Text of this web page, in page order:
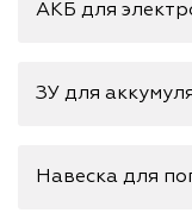
АКБ для
ЗУ для
Навеска для